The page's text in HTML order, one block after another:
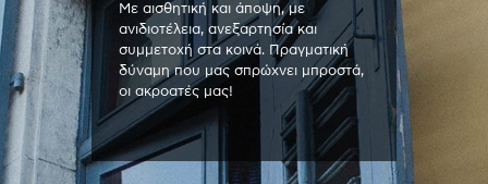
Με αισθητική και άποψη, με
ανιδιοτέλεια, ανεξαρτησία και
συμμετοχή στα κοινά. Πραγματική
δύναμη που μας σπρώχνει μπροστά,
οι ακροατές μας!